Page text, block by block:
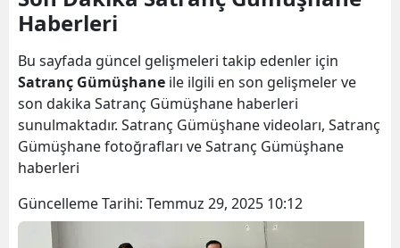
Bingöl
Bitlis
Bolu
Bursa
Çanakkale
Haberleri
Bu sayfada güncel gelişmeleri takip edenler için
Satranç Gümüşhane ile ilgili en son gelişmeler ve
son dakika Satranç Gümüşhane haberleri
sunulmaktadır. Satranç Gümüşhane videoları, Satranç
Gümüşhane fotoğrafları ve Satranç Gümüşhane
haberleri
Güncelleme Tarihi: Temmuz 29, 2025 10:12